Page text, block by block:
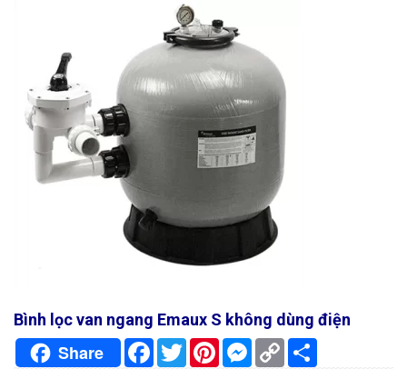
Bình lọc van ngang Emaux S không dùng điện
Share FacebookTwitterPinterestMessenger
Copy
Link